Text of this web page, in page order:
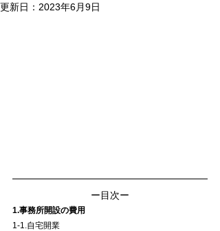
更新日： 2023年6月9日
ー目次ー
1.事務所開設の費用
1-1.自宅開業